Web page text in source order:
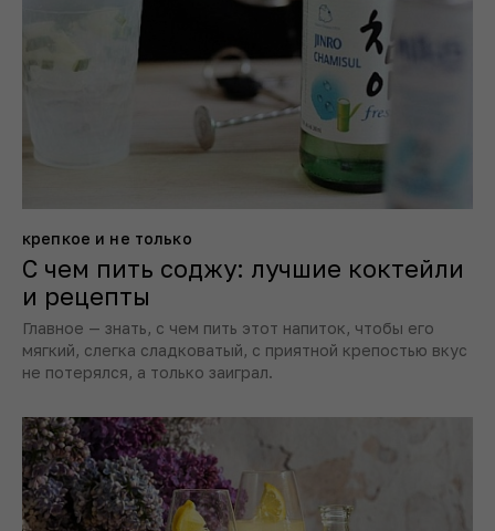
крепкое и не только
С чем пить соджу: лучшие коктейли
и рецепты
Главное — знать, с чем пить этот напиток, чтобы его
мягкий, слегка сладковатый, с приятной крепостью вкус
не потерялся, а только заиграл.